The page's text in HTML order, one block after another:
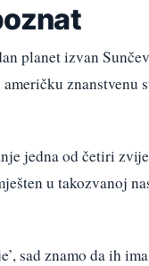
planet izvan
znanstvenu
jedna od četiri
u takozvanoj
sad znamo da ih